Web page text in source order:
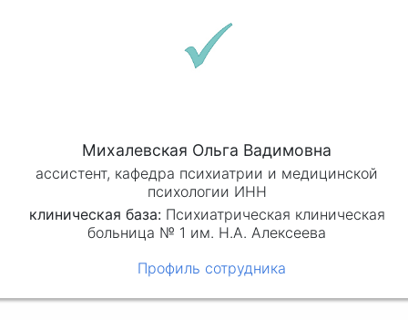
Михалевская Ольга Вадимовна
ассистент, кафедра психиатрии и медицинской
психологии ИНН
клиническая база: Психиатрическая клиническая
больница № 1 им. Н.А. Алексеева
Профиль сотрудника